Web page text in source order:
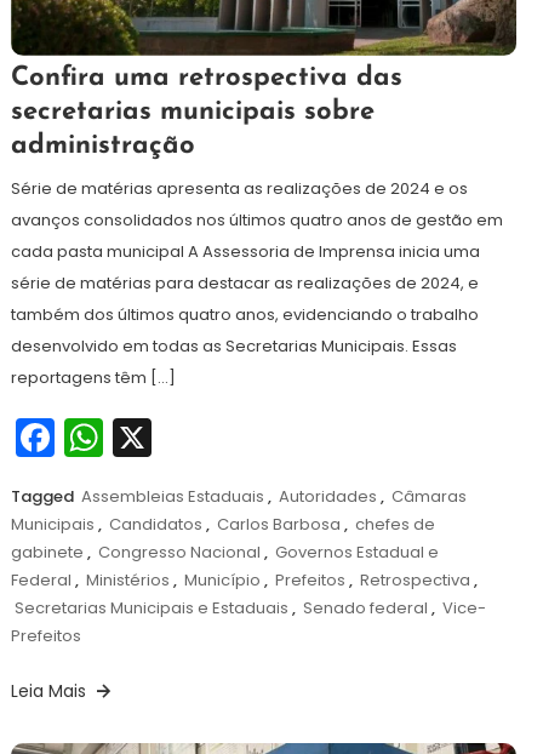
26
de
novembro
de
Redação
Confira uma retrospectiva das
secretarias municipais sobre
administração
Série de matérias apresenta as realizações de 2024 e os
avanços consolidados nos últimos quatro anos de gestão em
cada pasta municipal A Assessoria de Imprensa inicia uma
série de matérias para destacar as realizações de 2024, e
também dos últimos quatro anos, evidenciando o trabalho
desenvolvido em todas as Secretarias Municipais. Essas
reportagens têm […]
Facebook
WhatsApp
X
Tagged Assembleias Estaduais , Autoridades , Câmaras
Municipais , Candidatos , Carlos Barbosa , chefes de
gabinete , Congresso Nacional , Governos Estadual e
Federal , Ministérios , Município , Prefeitos , Retrospectiva ,
Secretarias Municipais e Estaduais , Senado federal , Vice-
Prefeitos
Leia Mais